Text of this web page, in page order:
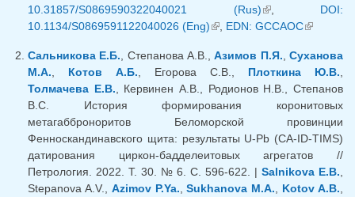
10.31857/S0869590322040021 (Rus)(внешняя
ссылка)
, DOI:
10.1134/S0869591122040026 (Eng)(внешняя ссылка)
EDN: GCCAOC(внешняя
Сальникова Е.Б. , Степанова А.В.,Азимов П.Я. ,Суханова
М.А.
Котов А.Б. , Егорова С.В., Плоткина Ю.В.
Толмачева Е.В. , Кервинен А.В., Родионов Н.В., Степанов
В.С. История формирования коронитовых
метагабброноритов Беломорской провинции
Фенноскандинавского щита: результаты U-Pb (СА-ID-TIMS)
датирования циркон-бадделеитовых агрегатов //
Петрология. 2022. Т. 30. № 6. С. 596-622. |Salnikova E.B.
Stepanova A.V., Azimov P.Ya. ,Sukhanova M.A. Kotov A.B.